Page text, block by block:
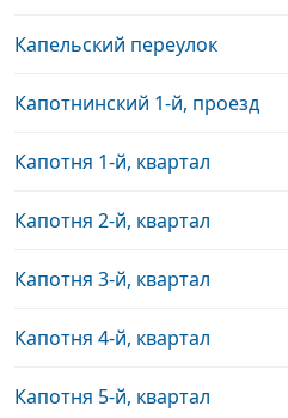
Капельский переулок
Капотнинский 1-й, проезд
Капотня 1-й, квартал
Капотня 2-й, квартал
Капотня 3-й, квартал
Капотня 4-й, квартал
Капотня 5-й, квартал